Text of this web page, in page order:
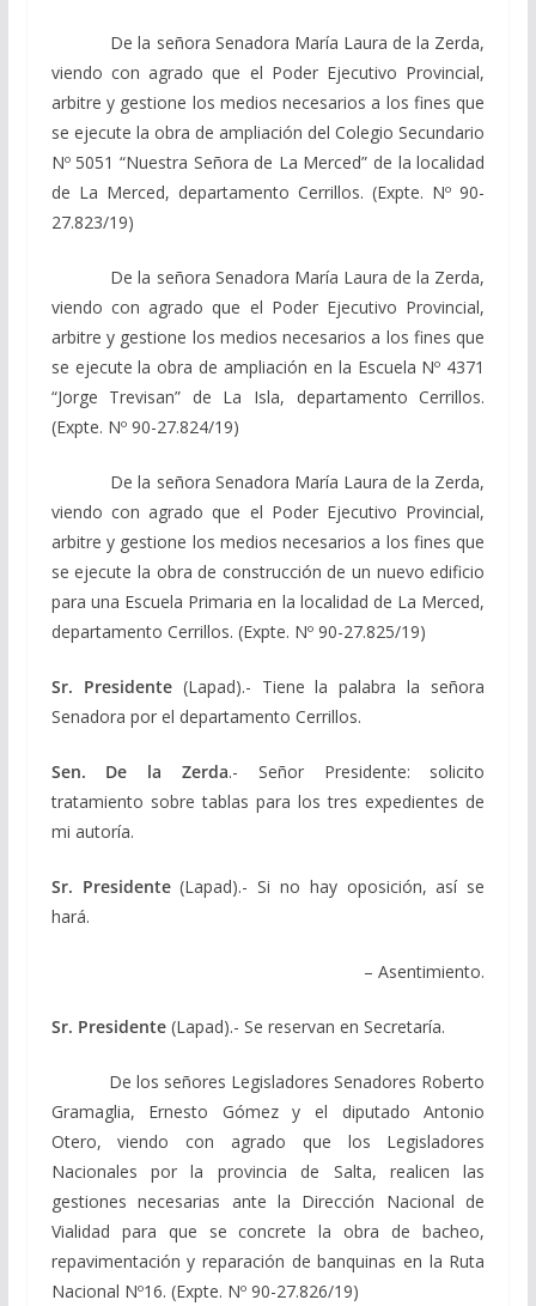
De la señora Senadora María Laura de la Zerda,
viendo con agrado que el Poder Ejecutivo Provincial,
arbitre y gestione los medios necesarios a los fines que
se ejecute la obra de ampliación del Colegio Secundario
Nº 5051 “Nuestra Señora de La Merced” de la localidad
de La Merced, departamento Cerrillos. (Expte. Nº 90-
27.823/19)
De la señora Senadora María Laura de la Zerda,
viendo con agrado que el Poder Ejecutivo Provincial,
arbitre y gestione los medios necesarios a los fines que
se ejecute la obra de ampliación en la Escuela Nº 4371
“Jorge Trevisan” de La Isla, departamento Cerrillos.
(Expte. Nº 90-27.824/19)
De la señora Senadora María Laura de la Zerda,
viendo con agrado que el Poder Ejecutivo Provincial,
arbitre y gestione los medios necesarios a los fines que
se ejecute la obra de construcción de un nuevo edificio
para una Escuela Primaria en la localidad de La Merced,
departamento Cerrillos. (Expte. Nº 90-27.825/19)
Sr. Presidente(Lapad).- Tiene la palabra la señora
Senadora por el departamento Cerrillos.
Sen. De la Zerda.- Señor Presidente: solicito
tratamiento sobre tablas para los tres expedientes de
mi autoría.
Sr. Presidente(Lapad).- Si no hay oposición, así se
hará.
– Asentimiento.
Sr. Presidente(Lapad).- Se reservan en Secretaría.
De los señores Legisladores Senadores Roberto
Gramaglia, Ernesto Gómez y el diputado Antonio
Otero, viendo con agrado que los Legisladores
Nacionales por la provincia de Salta, realicen las
gestiones necesarias ante la Dirección Nacional de
Vialidad para que se concrete la obra de bacheo,
repavimentación y reparación de banquinas en la Ruta
Nacional Nº16. (Expte. Nº 90-27.826/19)